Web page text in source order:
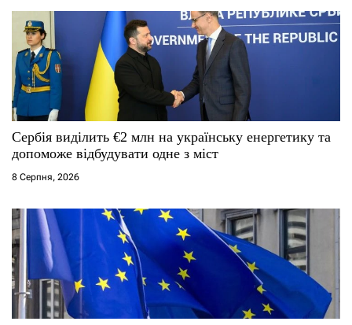
Сербія виділить €2 млн на українську енергетику та
допоможе відбудувати одне з міст
8 Серпня, 2026